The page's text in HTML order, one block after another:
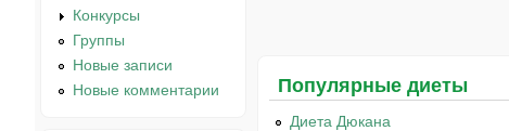
Популярные диеты
Диета Дюкана
Конкурсы
Группы
Новые записи
Новые комментарии